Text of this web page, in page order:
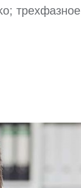
трехфазное